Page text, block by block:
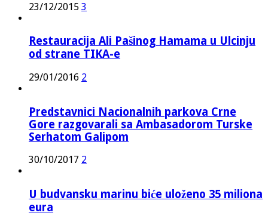
23/12/2015 3
Restauracija Ali Pašinog Hamama u Ulcinju
od strane TIKA-e
29/01/2016 2
Predstavnici Nacionalnih parkova Crne
Gore razgovarali sa Ambasadorom Turske
Serhatom Galipom
30/10/2017 2
U budvansku marinu biće uloženo 35 miliona
eura